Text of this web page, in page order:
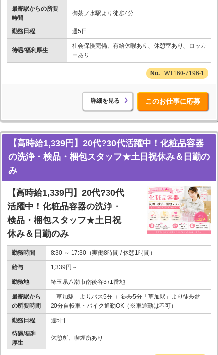
最寄駅からの所要
時間
御茶ノ水駅より徒歩4分
勤務日程 週5日
待遇/福利厚生
社会保険完備、有給休暇あり、休憩室あり、ロッカ
ーあり
TWT160-7196-1
詳細を見る このお仕事に応募
【高時給1,339円】20代?30代活躍中！化粧品容器
の洗浄・検品・梱包スタッフ★土日祝休み＆日勤の
み
【高時給1,339円】20代?30代
活躍中！化粧品容器の洗浄・
検品・梱包スタッフ★土日祝
休み＆日勤のみ
勤務時間 8:30 ～ 17:30（実働8時間 / 休憩1時間）
給与 1,339円～
勤務地 埼玉県八潮市南後谷371番地
最寄駅から
の所要時間
「草加駅」よりバス5分 ＋ 徒歩5分「草加駅」より徒歩約
20分自転車・バイク通勤OK（※車通勤は不可）
勤務日程
週5日
待遇/福利
厚生
休憩所、喫煙所あり